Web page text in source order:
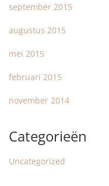
september 2015
augustus 2015
mei 2015
februari 2015
november 2014
Categorieën
Uncategorized